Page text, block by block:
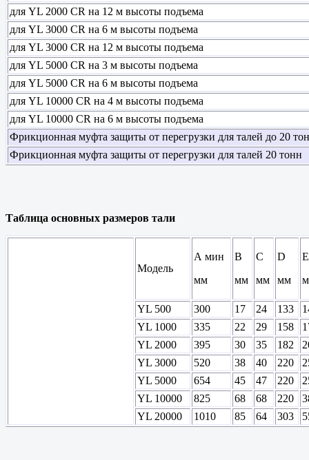
для YL 2000 CR на 12 м высоты подъема
для YL 3000 CR на 6 м высоты подъема
для YL 3000 CR на 12 м высоты подъема
для YL 5000 CR на 3 м высоты подъема
для YL 5000 CR на 6 м высоты подъема
для YL 10000 CR на 4 м высоты подъема
для YL 10000 CR на 6 м высоты подъема
Фрикционная муфта защиты от перегрузки для талей до 20
Фрикционная муфта защиты от перегрузки для талей 20 тонн
Таблица основных размеров тали
Модель
А мин
мм
В
мм
С
мм
D
мм
E
YL 500 300 17 24 133
YL 1000
335 22 29 158
YL 2000
395 30 35 182
YL 3000
520 38 40 220
YL 5000
654 45 47 220
YL 10000
825 68 68 220
YL 20000
1010 85 64 303